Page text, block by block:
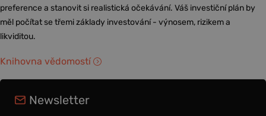
preference a stanovit si realistická očekávání. Váš investiční plán by
měl počítat se třemi základy investování - výnosem, rizikem a
likviditou.
Knihovna vědomostí
Newsletter